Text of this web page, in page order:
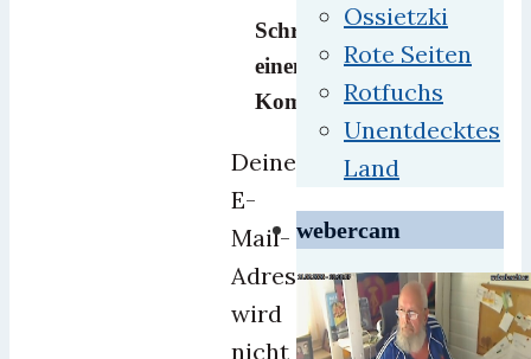
Schreibe
einen
Kommentar
Deine
E-
Mail-
Adresse
wird
nicht
Ossietzki
Rote Seiten
Rotfuchs
Unentdecktes
Land
webercam